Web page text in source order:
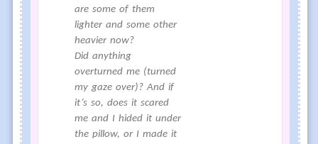
are some of them
lighter and some other
heavier now?
Did anything
overturned me (turned
my gaze over)? And if
it’s so, does it scared
me and I hided it under
the pillow, or I made it